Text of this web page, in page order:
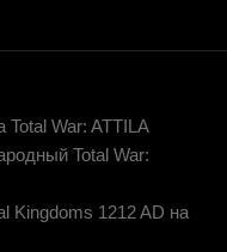
War: ATTILA
Total War:
1212 AD на